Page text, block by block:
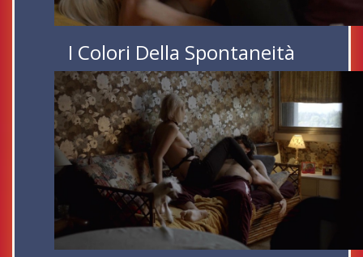
I Colori Della Spontaneità